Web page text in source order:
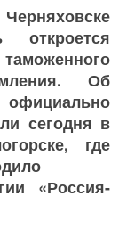
откроется
Об
сегодня в
где
«Россия-